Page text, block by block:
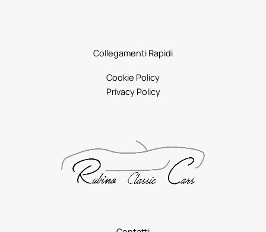
Collegamenti Rapidi
Cookie Policy
Privacy Policy